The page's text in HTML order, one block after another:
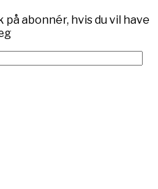
abonnér, hvis du vil have